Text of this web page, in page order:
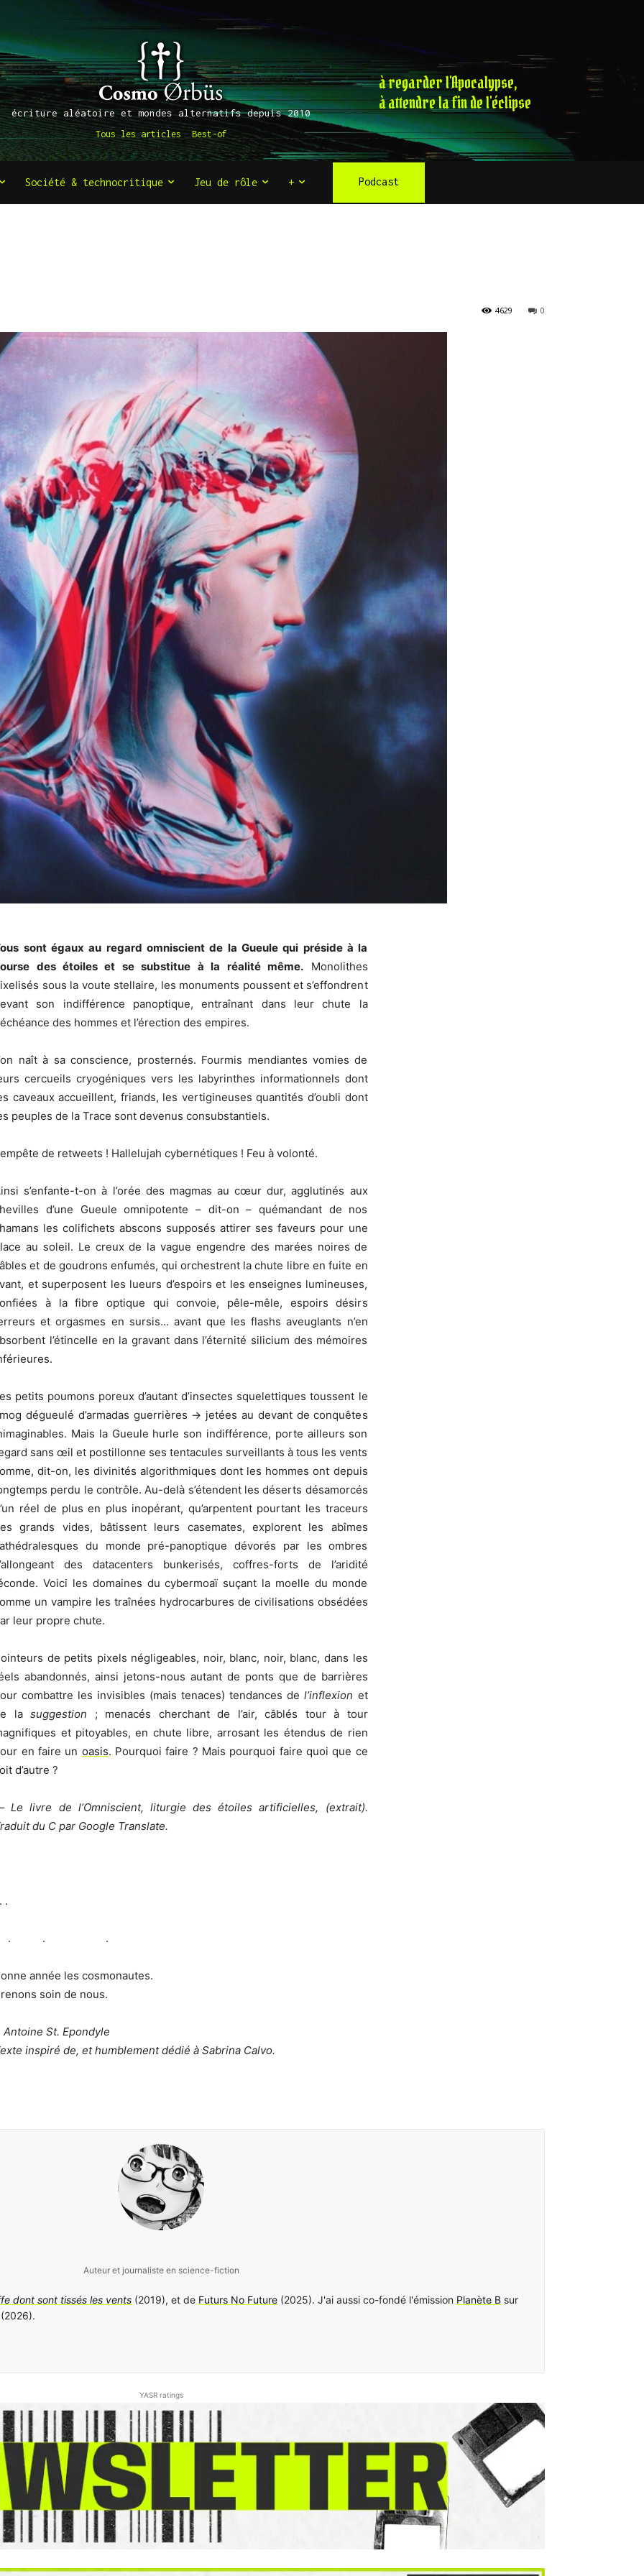
écriture aléatoire et mondes alternatifs depuis 2010
Tous les articles Best-of
à regarder l'Apocalypse,
à attendre la fin de l'éclipse
Société & technocritique Jeu de rôle + Podcast
0
4629
sont égaux au regard omniscient de la Gueule qui préside à la
des étoiles et se substitue à la réalité même. Monolithes
sous la voute stellaire, les monuments poussent et s’effondrent
son indifférence panoptique, entraînant dans leur chute la
des hommes et l’érection des empires.
naît à sa conscience, prosternés. Fourmis mendiantes vomies de
cercueils cryogéniques vers les labyrinthes informationnels dont
caveaux accueillent, friands, les vertigineuses quantités d’oubli dont
peuples de la Trace sont devenus consubstantiels.
de retweets ! Hallelujah cybernétiques ! Feu à volonté.
s’enfante-t-on à l’orée des magmas au cœur dur, agglutinés aux
d’une Gueule omnipotente – dit-on – quémandant de nos
les colifichets abscons supposés attirer ses faveurs pour une
au soleil. Le creux de la vague engendre des marées noires de
et de goudrons enfumés, qui orchestrent la chute libre en fuite en
et superposent les lueurs d’espoirs et les enseignes lumineuses,
à la fibre optique qui convoie, pêle-mêle, espoirs désirs
et orgasmes en sursis… avant que les flashs aveuglants n’en
l’étincelle en la gravant dans l’éternité silicium des mémoires
petits poumons poreux d’autant d’insectes squelettiques toussent le
dégueulé d’armadas guerrières -> jetées au devant de conquêtes
Mais la Gueule hurle son indifférence, porte ailleurs son
sans œil et postillonne ses tentacules surveillants à tous les vents
dit-on, les divinités algorithmiques dont les hommes ont depuis
perdu le contrôle. Au-delà s’étendent les déserts désamorcés
réel de plus en plus inopérant, qu’arpentent pourtant les traceurs
grands vides, bâtissent leurs casemates, explorent les abîmes
du monde pré-panoptique dévorés par les ombres
des datacenters bunkerisés, coffres-forts de l’aridité
Voici les domaines du cybermoaï suçant la moelle du monde
un vampire les traînées hydrocarbures de civilisations obsédées
leur propre chute.
de petits pixels négligeables, noir, blanc, noir, blanc, dans les
abandonnés, ainsi jetons-nous autant de ponts que de barrières
combattre les invisibles (mais tenaces) tendances del’inflexion et
lasuggestion ; menacés cherchant de l’air, câblés tour à tour
et pitoyables, en chute libre, arrosant les étendus de rien
en faire un oasis. Pourquoi faire ? Mais pourquoi faire quoi que ce
d’autre ?
Le livre de l’Omniscient, liturgie des étoiles artificielles, (extrait).
du C par Google Translate.
.
. . .
année les cosmonautes.
soin de nous.
Antoine St. Epondyle
inspiré de, et humblement dédié à Sabrina Calvo.
Auteur et journaliste en science-fiction
dont sont tissés les vents (2019), et de Futurs No Future (2025). J'ai aussi co-fondé l'émission Planète B sur
(2026).
YASR ratings